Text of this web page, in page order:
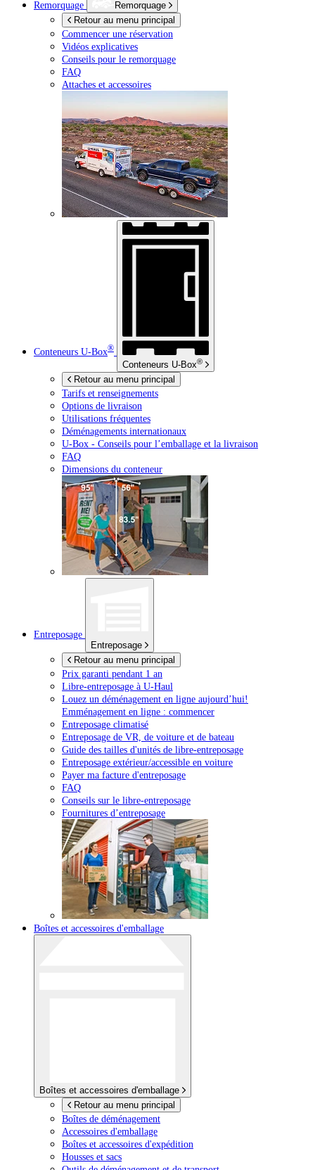
Remorquage
Remorquage
Retour au menu principal
Commencer une réservation
Vidéos explicatives
Conseils pour le remorquage
FAQ
Attaches et accessoires
Conteneurs U-Box®
Conteneurs U-Box®
Retour au menu principal
Tarifs et renseignements
Options de livraison
Utilisations fréquentes
Déménagements internationaux
U-Box - Conseils pour l’emballage et la livraison
FAQ
Dimensions du conteneur
Entreposage
Entreposage
Retour au menu principal
Prix garanti pendant 1 an
Libre-entreposage à U-Haul
Louez un déménagement en ligne aujourd’hui!
Emménagement en ligne : commencer
Entreposage climatisé
Entreposage de VR, de voiture et de bateau
Guide des tailles d'unités de libre-entreposage
Entreposage extérieur/accessible en voiture
Payer ma facture d'entreposage
FAQ
Conseils sur le libre-entreposage
Fournitures d’entreposage
Boîtes et accessoires d'emballage
Boîtes et accessoires d'emballage
Retour au menu principal
Boîtes de déménagement
Accessoires d'emballage
Boîtes et accessoires d'expédition
Housses et sacs